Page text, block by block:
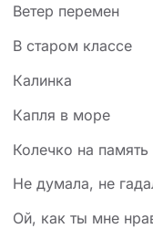
Ветер перемен
В старом классе
Калинка
Капля в море
Колечко на
Не думала, не
Ой, как ты мне